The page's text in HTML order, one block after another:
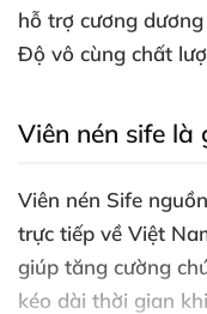
hỗ trợ cương
Độ vô cùng chất
Viên nén sife là
Viên nén Sife
trực tiếp về Việt
giúp tăng cường
kéo dài thời gian